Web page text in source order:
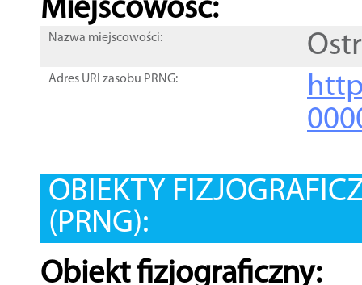
Miejscowość:
Nazwa miejscowości:
Adres URI zasobu PRNG:
OBIEKTY
(PRNG):
Obiekt fizjograficzny: